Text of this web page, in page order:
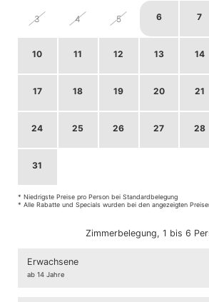
3 4 5 6 7
10 11 12 13 14
17 18 19 20 21
24 25 26 27 28
31
* Niedrigste Preise pro Person bei Standardbelegung
* Alle Rabatte und Specials wurden bei den angezeigten
Zimmerbelegung, 1 bis 6
Erwachsene
ab 14 Jahre